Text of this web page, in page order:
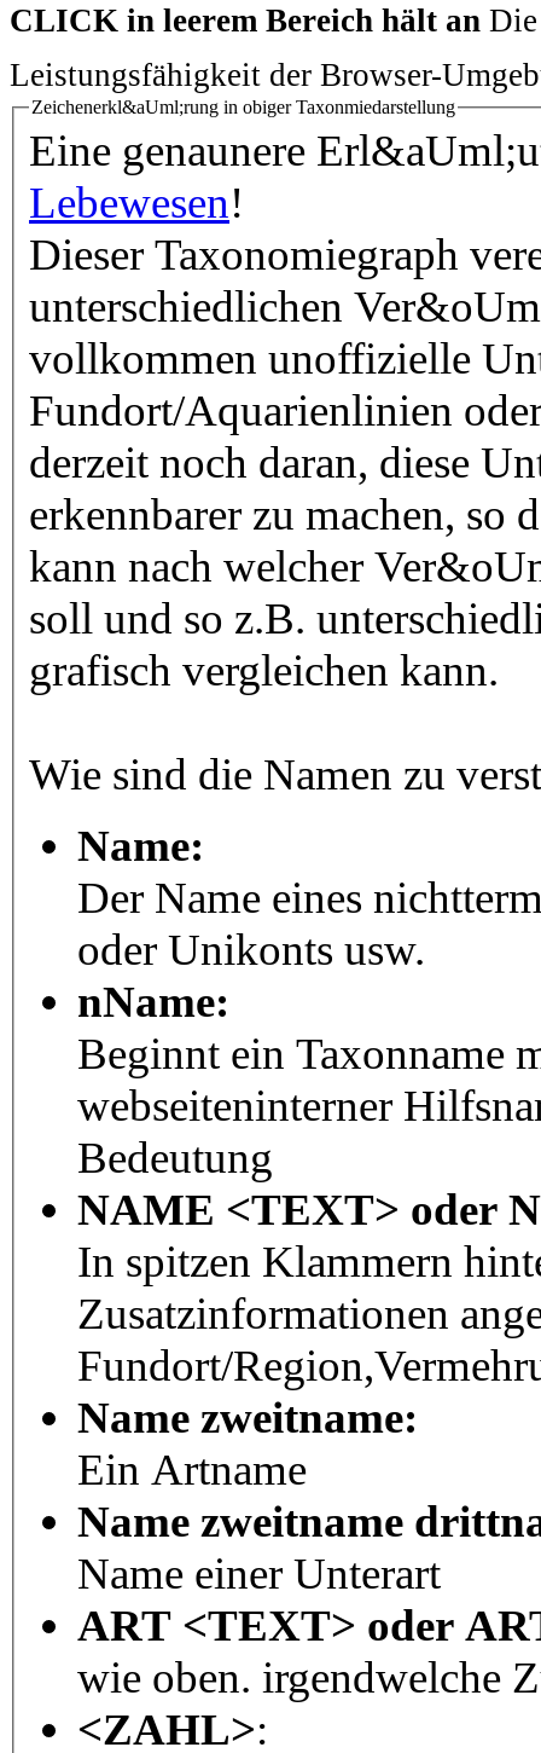
CLICK in leerem Bereich hält an
Leistungsfähigkeit der Browser-
Zeichenerkl&aUml;rung in obiger Taxonmiedarstellung
Eine genaunere
Lebewesen!
Dieser Taxonomiegraph
unterschiedlichen
vollkommen unoffizielle
Fundort/Aquarienlinien
derzeit noch daran, diese
erkennbarer zu machen,
kann nach welcher
soll und so z.B.
grafisch vergleichen kann.
Wie sind die Namen zu
Name:
Der Name eines
oder Unikonts usw.
nName:
Beginnt ein Taxonname
webseiteninterner
Bedeutung
NAME <TEXT> oder
In spitzen Klammern
Zusatzinformationen
Fundort/
Name zweitname:
Ein Artname
Name zweitname
Name einer Unterart
ART <TEXT> oder
wie oben. irgendwelche
<ZAHL>: